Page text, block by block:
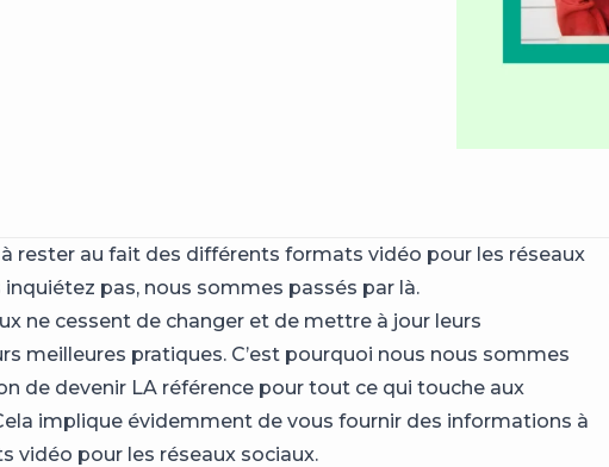
rester au fait des différents formats vidéo pour les réseaux
inquiétez pas, nous sommes passés par là.
ne cessent de changer et de mettre à jour leurs
meilleures pratiques. C’est pourquoi nous nous sommes
de devenir LA référence pour tout ce qui touche aux
implique évidemment de vous fournir des informations à
vidéo pour les réseaux sociaux.